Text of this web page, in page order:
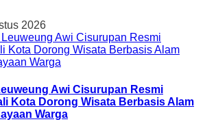
2026
Awi Cisurupan Resmi
Kota Dorong Wisata Berbasis Alam
Warga